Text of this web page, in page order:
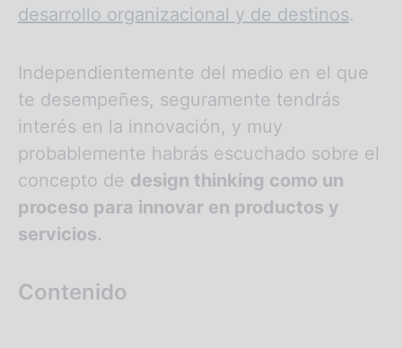
desarrollo organizacional y de destinos.
Independientemente del medio en el que
te desempeñes, seguramente tendrás
interés en la innovación, y muy
probablemente habrás escuchado sobre el
concepto de design thinking como un
proceso para innovar en productos y
servicios.
Contenido